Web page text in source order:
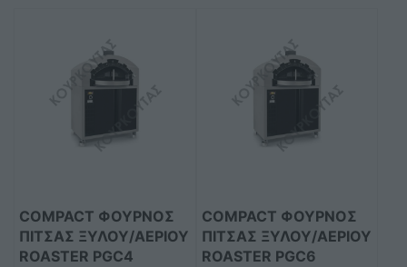
COMPACT ΦΟΥΡΝΟΣ
ΠΙΤΣΑΣ ΞΥΛΟΥ/ΑΕΡΙΟΥ
ROASTER PGC4
COMPACT ΦΟΥΡΝΟΣ
ΠΙΤΣΑΣ ΞΥΛΟΥ/ΑΕΡΙΟΥ
ROASTER PGC6